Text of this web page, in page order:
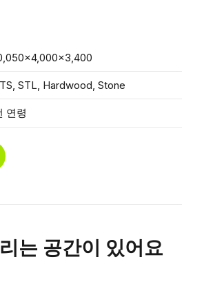
STL, Hardwood, Stone
연령
는 공간이 있어요